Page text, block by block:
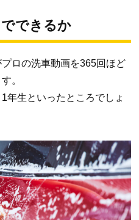
できるか
ロの洗車動画を365回ほど
。
年生といったところでしょ